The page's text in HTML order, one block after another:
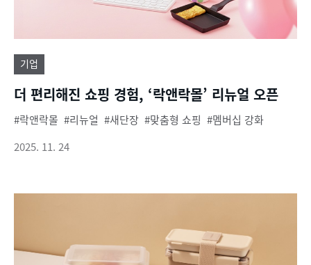
기업
더 편리해진 쇼핑 경험, ‘락앤락몰’ 리뉴얼 오픈
락앤락몰 리뉴얼 새단장 맞춤형 쇼핑
멤버십 강화
2025. 11. 24